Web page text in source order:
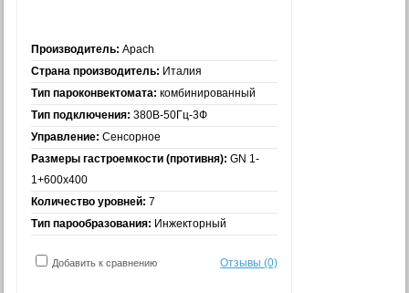
Производитель: Apach
Страна производитель: Италия
Тип пароконвектомата: комбинированный
Тип подключения: 380В-50Гц-3Ф
Управление: Сенсорное
Размеры гастроемкости (противня): GN 1-
1+600x400
Количество уровней: 7
Тип парообразования: Инжекторный
Добавить к сравнению Отзывы (0)